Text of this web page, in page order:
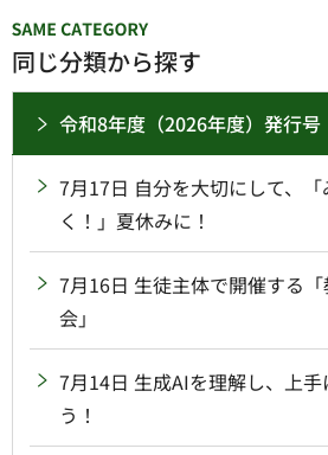
同じ分類から探す
令和8年度（2026年度）発行号
7月17日 自分を大切にして、
く！」夏休みに！
7月16日 生徒主体で開催する
会」
7月14日 生成AIを理解し、上
う！